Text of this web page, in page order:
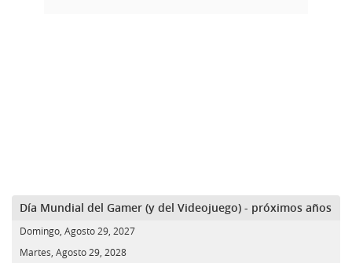
Día Mundial del Gamer (y del Videojuego) - próximos años
Domingo, Agosto 29, 2027
Martes, Agosto 29, 2028